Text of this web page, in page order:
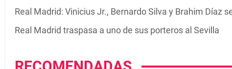
Real Madrid: Vinicius Jr., Bernardo Silva y Brahim Díaz
Real Madrid traspasa a uno de sus porteros al Sevilla